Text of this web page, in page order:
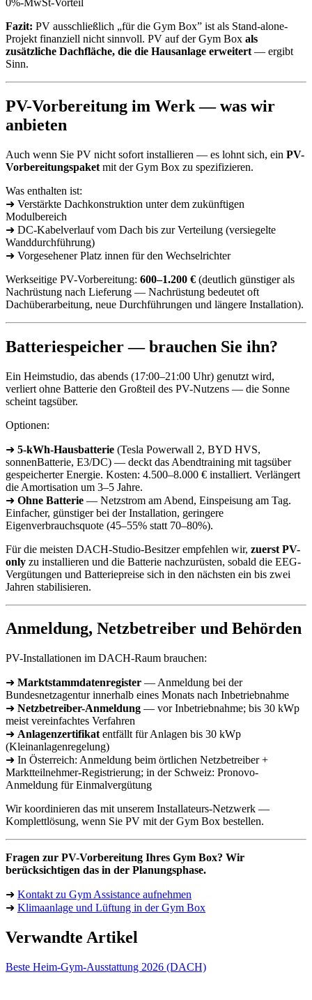
Fazit: PV ausschließlich „für die Gym Box” ist als Stand-alone-
Projekt finanziell nicht sinnvoll. PV auf der Gym Box als
zusätzliche Dachfläche, die die Hausanlage erweitert — ergibt
Sinn.
PV-Vorbereitung im Werk — was wir
anbieten
Auch wenn Sie PV nicht sofort installieren — es lohnt sich, ein PV-
Vorbereitungspaket mit der Gym Box zu spezifizieren.
Was enthalten ist:
➜ Verstärkte Dachkonstruktion unter dem zukünftigen
Modulbereich
➜ DC-Kabelverlauf vom Dach bis zur Verteilung (versiegelte
Wanddurchführung)
➜ Vorgesehener Platz innen für den Wechselrichter
Werkseitige PV-Vorbereitung: 600–1.200 € (deutlich günstiger als
Nachrüstung nach Lieferung — Nachrüstung bedeutet oft
Dachüberarbeitung, neue Durchführungen und längere Installation).
Batteriespeicher — brauchen Sie ihn?
Ein Heimstudio, das abends (17:00–21:00 Uhr) genutzt wird,
verliert ohne Batterie den Großteil des PV-Nutzens — die Sonne
scheint tagsüber.
Optionen:
➜ 5-kWh-Hausbatterie (Tesla Powerwall 2, BYD HVS,
sonnenBatterie, E3/DC) — deckt das Abendtraining mit tagsüber
gespeicherter Energie. Kosten: 4.500–8.000 € installiert. Verlängert
die Amortisation um 3–5 Jahre.
➜ Ohne Batterie — Netzstrom am Abend, Einspeisung am Tag.
Einfacher, günstiger bei der Installation, geringere
Eigenverbrauchsquote (45–55% statt 70–80%).
Für die meisten DACH-Studio-Besitzer empfehlen wir, zuerst PV-
only zu installieren und die Batterie nachzurüsten, sobald die EEG-
Vergütungen und Batteriepreise sich in den nächsten ein bis zwei
Jahren stabilisieren.
Anmeldung, Netzbetreiber und Behörden
PV-Installationen im DACH-Raum brauchen:
➜ Marktstammdatenregister — Anmeldung bei der
Bundesnetzagentur innerhalb eines Monats nach Inbetriebnahme
➜ Netzbetreiber-Anmeldung — vor Inbetriebnahme; bis 30 kWp
meist vereinfachtes Verfahren
➜ Anlagenzertifikat entfällt für Anlagen bis 30 kWp
(Kleinanlagenregelung)
➜ In Österreich: Anmeldung beim örtlichen Netzbetreiber +
Marktteilnehmer-Registrierung; in der Schweiz: Pronovo-
Anmeldung für Einmalvergütung
Wir koordinieren das mit unserem Installateurs-Netzwerk —
Komplettlösung, wenn Sie PV mit der Gym Box bestellen.
Fragen zur PV-Vorbereitung Ihres Gym Box? Wir
berücksichtigen das in der Planungsphase.
➜ Kontakt zu Gym Assistance aufnehmen
➜ Klimaanlage und Lüftung in der Gym Box
Verwandte Artikel
Beste Heim-Gym-Ausstattung 2026 (DACH)